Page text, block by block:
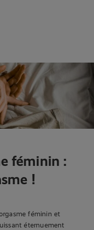
féminin :
!
féminin et
éternuement